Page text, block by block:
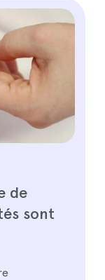
de
sont